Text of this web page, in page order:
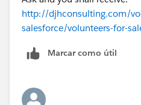
http://djhconsulting.com/
salesforce/volunteers-for-
Marcar como útil